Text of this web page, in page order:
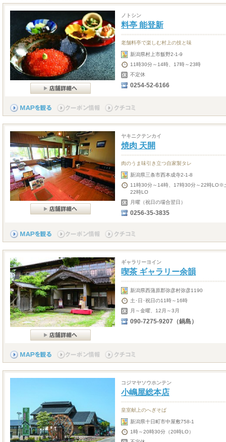
ノトシン
料亭 能登新
老舗料亭で楽しむ村上の技と味
新潟県村上市飯野2-1-9
11時30分～14時、17時～23時
不定休
0254-52-6166
ヤキニクテンカイ
焼肉 天開
肉のうま味引き立つ自家製タレ
新潟県三条市西本成寺2-1-8
11時30分～14時、17時30分～22時LO※
22時LO
月曜（祝日の場合翌日）
0256-35-3835
ギャラリーヨイン
喫茶 ギャラリー余韻
新潟県西蒲原郡弥彦村弥彦1190
土･日･祝日の11時～16時
月～金曜、12月～3月
090-7275-9207（鍋島）
コジマヤソウホンテン
小嶋屋総本店
皇室献上のへぎそば
新潟県十日町市中屋敷758-1
1時～20時30分（20時LO）